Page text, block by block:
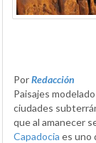
PorRedacción
Paisajes
ciudades
que al amanecer
Capadocia es uno